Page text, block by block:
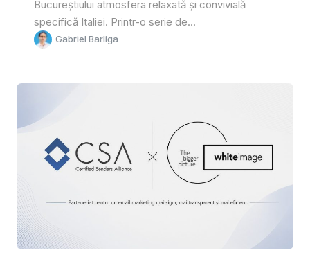
Bucureștiului atmosfera relaxată și convivială
specifică Italiei. Printr-o serie de...
Gabriel Barliga